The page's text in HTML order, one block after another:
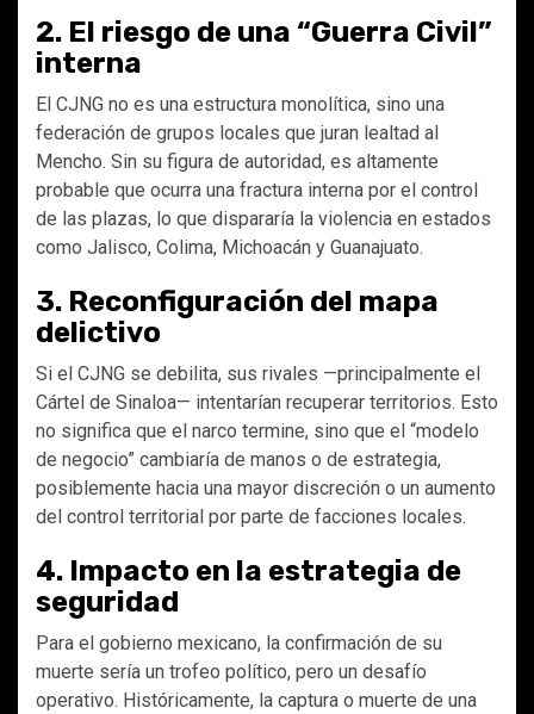
2. El riesgo de una “Guerra Civil”
interna
El CJNG no es una estructura monolítica, sino una
federación de grupos locales que juran lealtad al
Mencho. Sin su figura de autoridad, es altamente
probable que ocurra una fractura interna por el control
de las plazas, lo que dispararía la violencia en estados
como Jalisco, Colima, Michoacán y Guanajuato.
3. Reconfiguración del mapa
delictivo
Si el CJNG se debilita, sus rivales —principalmente el
Cártel de Sinaloa— intentarían recuperar territorios. Esto
no significa que el narco termine, sino que el “modelo
de negocio” cambiaría de manos o de estrategia,
posiblemente hacia una mayor discreción o un aumento
del control territorial por parte de facciones locales.
4. Impacto en la estrategia de
seguridad
Para el gobierno mexicano, la confirmación de su
muerte sería un trofeo político, pero un desafío
operativo. Históricamente, la captura o muerte de una